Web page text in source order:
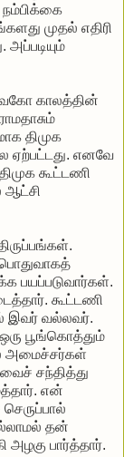
நம்பிக்கை
முதல் எதிரி
காலத்தின்
திமுக
ஏற்பட்டது. எனவே
கூட்டணி
ஆட்சி
பயப்படுவார்கள்.
கூட்டணி
இவர் வல்லவர்.
பூங்கொத்தும்
அமைச்சர்கள்
சந்தித்து
என்
தன்
அழகு பார்த்தார்.